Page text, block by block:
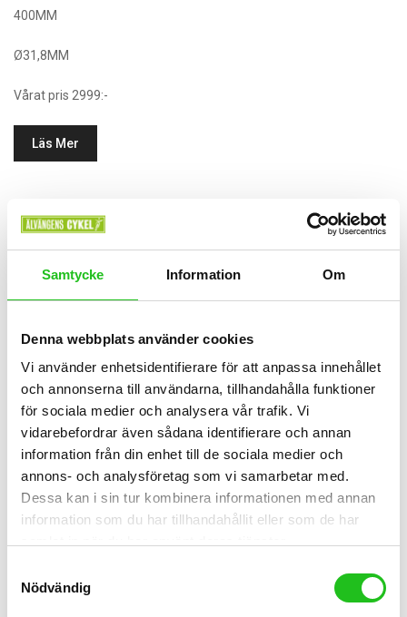
Samtycke Information Om
Denna webbplats använder cookies
Vi använder enhetsidentifierare för att anpassa innehållet
och annonserna till användarna, tillhandahålla funktioner
för sociala medier och analysera vår trafik. Vi
vidarebefordrar även sådana identifierare och annan
information från din enhet till de sociala medier och
annons- och analysföretag som vi samarbetar med.
Dessa kan i sin tur kombinera informationen med annan
information som du har tillhandahållit eller som de har
Nödvändig
400MM
Ø31,8MM
Vårat pris 2999:-
Läs Mer
PRO PLT Compact Styre
599,00kr